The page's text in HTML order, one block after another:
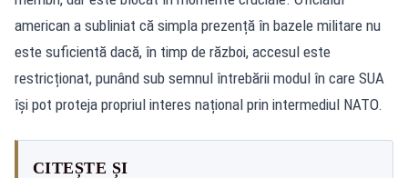
american a subliniat că simpla prezență în bazele militare nu
este suficientă dacă, în timp de război, accesul este
restricționat, punând sub semnul întrebării modul în care SUA
își pot proteja propriul interes național prin intermediul NATO.
CITEȘTE ȘI